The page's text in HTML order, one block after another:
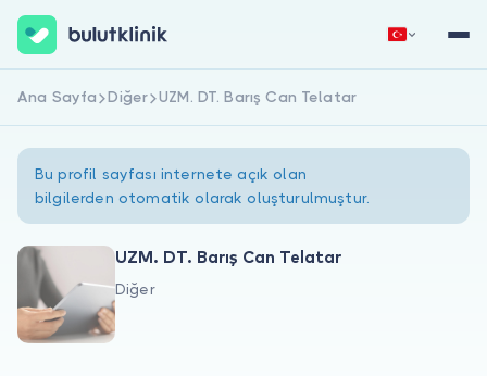
Hakkımızda
Hemen Kaydol Giriş Yap
Ana Sayfa Diğer UZM. DT. Barış Can Telatar
Bu profil sayfası internete açık olan
bilgilerden otomatik olarak oluşturulmuştur.
UZM. DT. Barış Can Telatar
Diğer